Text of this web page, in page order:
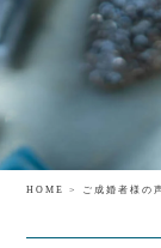
HOME > ご成婚者様の